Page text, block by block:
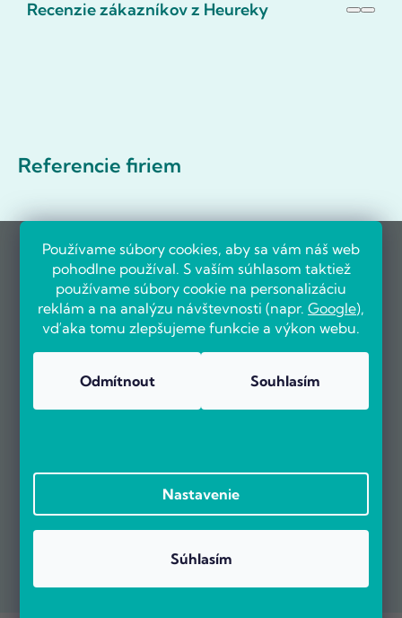
Používame súbory cookies, aby sa vám náš web
pohodlne používal. S vaším súhlasom taktiež
používame súbory cookie na personalizáciu
reklám a na analýzu návštevnosti (napr. Google),
vďaka tomu zlepšujeme funkcie a výkon webu.
Odmítnout Souhlasím
Nastavenie
Súhlasím
Recenzie zákazníkov z Heureky
Referencie firiem